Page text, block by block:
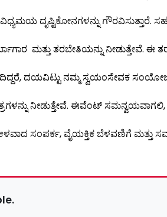
ದೃಷ್ಟಿಕೋನಗಳನ್ನು
ಮತ್ತು ತರಬೇತಿಯನ್ನು ನೀಡುತ್ತೇವೆ. ಈ
ದಯವಿಟ್ಟು ನಮ್ಮ ಸ್ವಯಂಸೇವಕ
ನೀಡುತ್ತೇವೆ. ಈವೆಂಟ್
ಸಂಪರ್ಕ, ವೈಯಕ್ತಿಕ ಬೆಳವಣಿಗೆ ಮತ್ತು